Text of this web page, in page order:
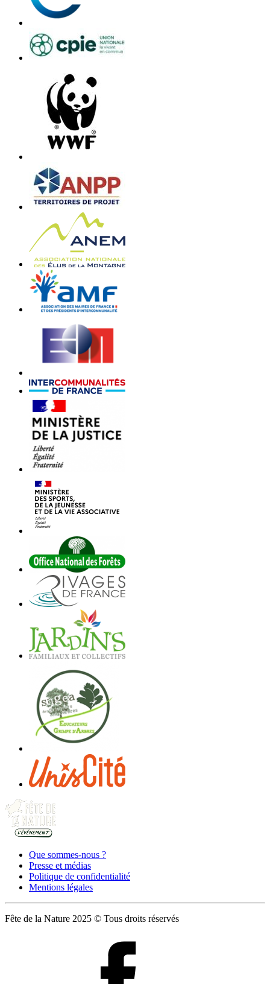
Que sommes-nous ?
Presse et médias
Politique de confidentialité
Mentions légales
Fête de la Nature 2025 © Tous droits réservés